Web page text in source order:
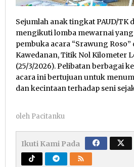
Sejumlah anak tingkat PAUD/TK
mengikuti lomba mewarnai
pembuka acara “Srawung Roso”
Kawedanan, Titik Nol Kilometer
(25/3/2026). Pelibatan berbagai
acara ini bertujuan untuk
dan kecintaan terhadap seni
oleh Pacitanku
Ikuti Kami Pada